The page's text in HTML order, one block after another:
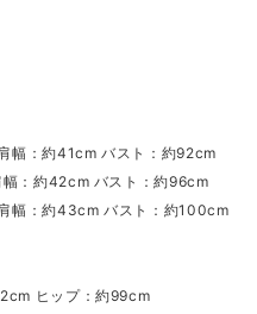
幅：約41cm バスト：約92cm
：約42cm バスト：約96cm
幅：約43cm バスト：約100cm
ヒップ：約99cm